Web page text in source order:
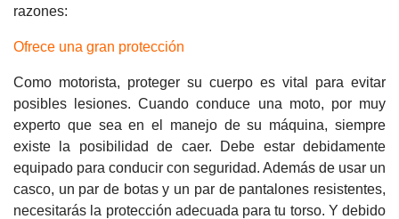
razones:
Ofrece una gran protección
Como motorista, proteger su cuerpo es vital para evitar
posibles lesiones. Cuando conduce una moto, por muy
experto que sea en el manejo de su máquina, siempre
existe la posibilidad de caer. Debe estar debidamente
equipado para conducir con seguridad. Además de usar un
casco, un par de botas y un par de pantalones resistentes,
necesitarás la protección adecuada para tu torso. Y debido